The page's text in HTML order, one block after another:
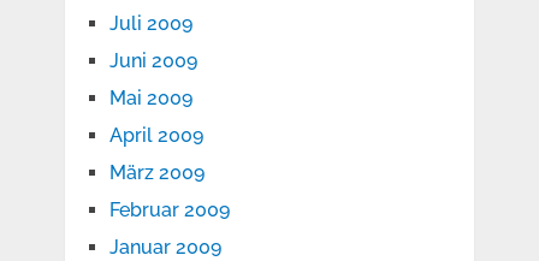
Juli 2009
Juni 2009
Mai 2009
April 2009
März 2009
Februar 2009
Januar 2009